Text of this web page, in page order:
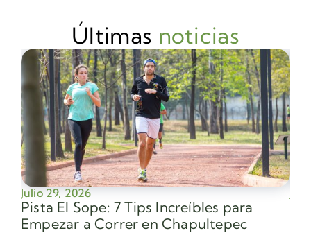
Últimas noticias
Julio 29, 2026
Pista El Sope: 7 Tips Increíbles para
Empezar a Correr en Chapultepec